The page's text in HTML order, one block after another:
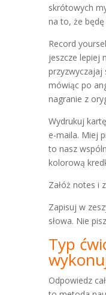
skrótowych
na to, że będę
Record
jeszcze lepiej
przyzwyczajaj
mówiąc po
nagranie z
Wydrukuj
e-maila. Miej
to nasz
kolorową
Załóż notes i
Zapisuj w
słowa. Nie
Typ
Odpowiedz